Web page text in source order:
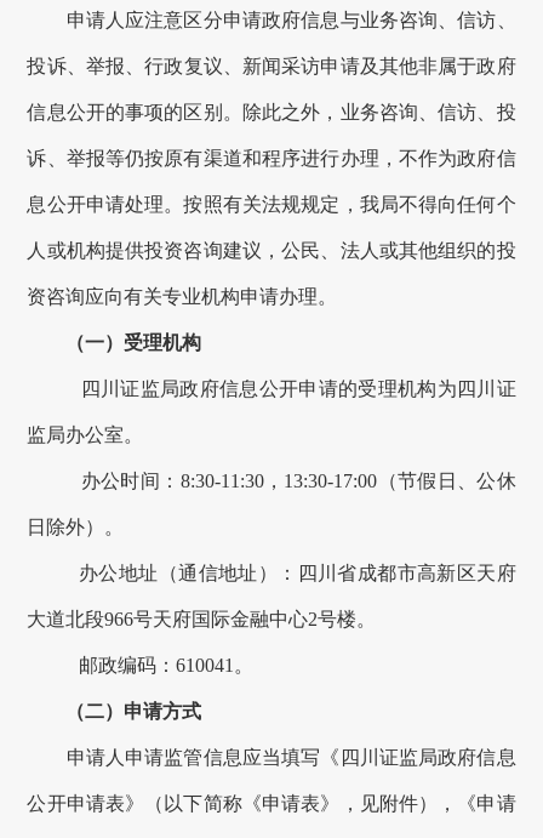
申请人应注意区分申请政府信息与业务咨询 、信访
投诉、 举报、行政复议、新闻采访申请及其他非属于政府
信息公开的事项的区别。除此之外， 业务咨询 、信访 投
诉、 举报等仍按原有渠道和程序进行办理 ，不作为政府信
息公开申请处理。按照有关法规规定，我局不得向任何个
人或机构提供投资咨询建议，公民、法人或其他组织的投
资咨询应向有关专业机构申请办理。
（一）受理机构
四川证监局政府信息公开申请的受理机构为四川证
监局办公室。
办公时间： 8:30-11:30， 13:30-17:00 （节假日、公休
日除外）。
办公地址 （通信地址） ： 四川省成都市高新区天府
大道北段966号天府国际金融中心2号楼。
邮政编码：610041 。
（二）申请方式
申请人申请监管信息应当填写《四川证监局政府信息
公开申请表》（以下简称《申请表》，见附件），《申请